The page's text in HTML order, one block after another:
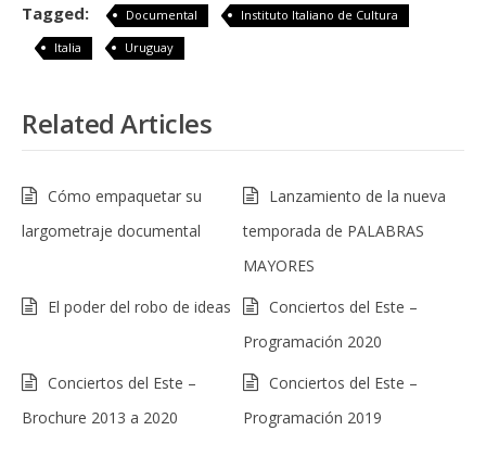
Tagged: Documental
Instituto Italiano de Cultura
Italia
Uruguay
Related Articles
Cómo empaquetar su
largometraje documental
Lanzamiento de la nueva
temporada de PALABRAS
MAYORES
El poder del robo de ideas
Conciertos del Este –
Programación 2020
Conciertos del Este –
Brochure 2013 a 2020
Conciertos del Este –
Programación 2019